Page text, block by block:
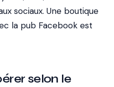
sociaux. Une boutique
la pub Facebook est
selon le